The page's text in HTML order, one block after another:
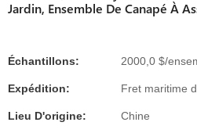
Jardin, Ensemble De Canapé À
Échantillons: 2000,0 $/
Expédition: Fret maritime
Lieu D'origine: Chine